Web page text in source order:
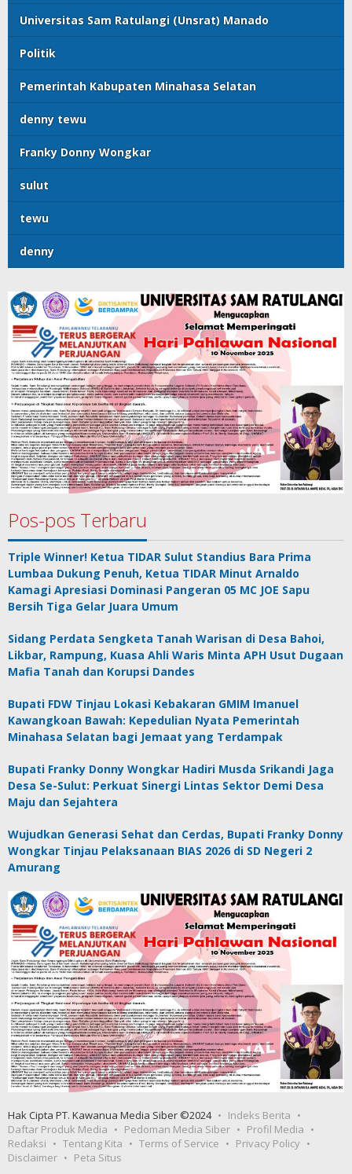
Universitas Sam Ratulangi (Unsrat) Manado
Politik
Pemerintah Kabupaten Minahasa Selatan
denny tewu
Franky Donny Wongkar
sulut
tewu
denny
Pos-pos Terbaru
Triple Winner! Ketua TIDAR Sulut Standius Bara Prima
Lumbaa Dukung Penuh, Ketua TIDAR Minut Arnaldo
Kamagi Apresiasi Dominasi Pangeran 05 MC JOE Sapu
Bersih Tiga Gelar Juara Umum
Sidang Perdata Sengketa Tanah Warisan di Desa Bahoi,
Likbar, Rampung, Kuasa Ahli Waris Minta APH Usut Dugaan
Mafia Tanah dan Korupsi Dandes
Bupati FDW Tinjau Lokasi Kebakaran GMIM Imanuel
Kawangkoan Bawah: Kepedulian Nyata Pemerintah
Minahasa Selatan bagi Jemaat yang Terdampak
Bupati Franky Donny Wongkar Hadiri Musda Srikandi Jaga
Desa Se-Sulut: Perkuat Sinergi Lintas Sektor Demi Desa
Maju dan Sejahtera
Wujudkan Generasi Sehat dan Cerdas, Bupati Franky Donny
Wongkar Tinjau Pelaksanaan BIAS 2026 di SD Negeri 2
Amurang
Hak Cipta PT. Kawanua Media Siber ©2024
Indeks Berita
Daftar Produk Media
Pedoman Media Siber
Profil Media
Redaksi
Tentang Kita Terms of Service
Privacy Policy
Disclaimer
Peta Situs